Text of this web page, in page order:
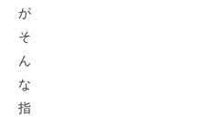
が
そ
ん
な
指